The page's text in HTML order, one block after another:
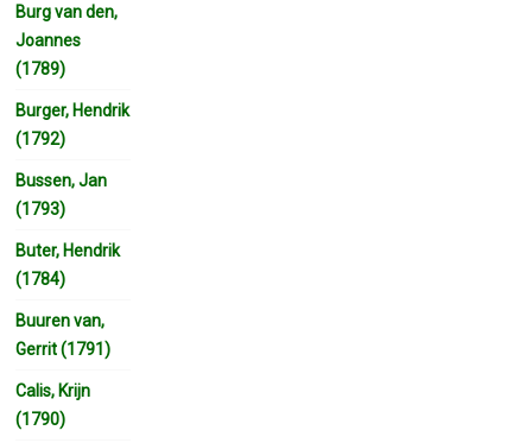
Burg van den,
Joannes
(1789)
Burger, Hendrik
(1792)
Bussen, Jan
(1793)
Buter, Hendrik
(1784)
Buuren van,
Gerrit (1791)
Calis, Krijn
(1790)